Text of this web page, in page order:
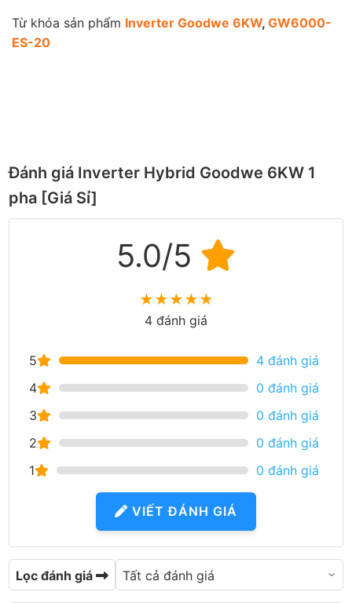
Từ khóa sản phẩm Inverter Goodwe 6KW, GW6000-
ES-20
Đánh giá Inverter Hybrid Goodwe 6KW 1
pha [Giá Sỉ]
5.0/5
★★★★★
4 đánh giá
5
4 đánh giá
4
0 đánh giá
3
0 đánh giá
2
0 đánh giá
1
0 đánh giá
VIẾT ĐÁNH GIÁ
Lọc đánh giá